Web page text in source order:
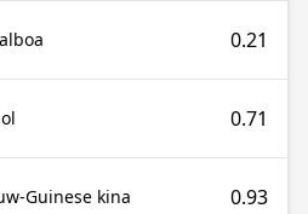
0.21
0.71
Guinese kina 0.93